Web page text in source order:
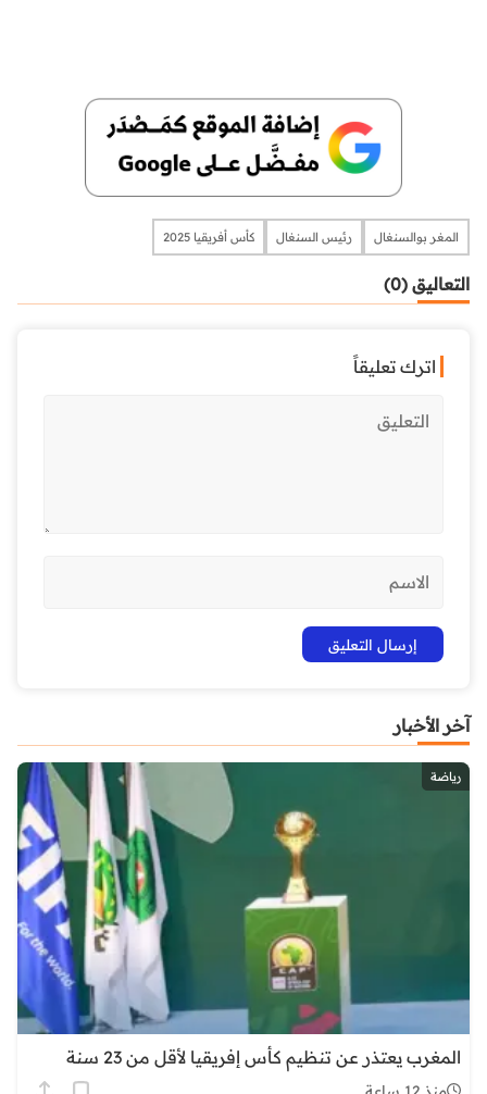
المغر بوالسنغال رئيس السنغال كأس أفريقيا 2025
التعاليق (0)
اترك تعليقاً
آخر الأخبار
رياضة
المغرب يعتذر عن تنظيم كأس إفريقيا لأقل من 23 سنة